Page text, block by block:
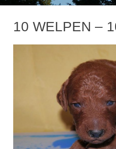
10 WELPEN –